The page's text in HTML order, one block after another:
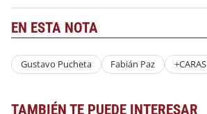
EN ESTA NOTA
Gustavo Pucheta Fabián Paz +CARAS
TAMBIÉN TE PUEDE INTERESAR